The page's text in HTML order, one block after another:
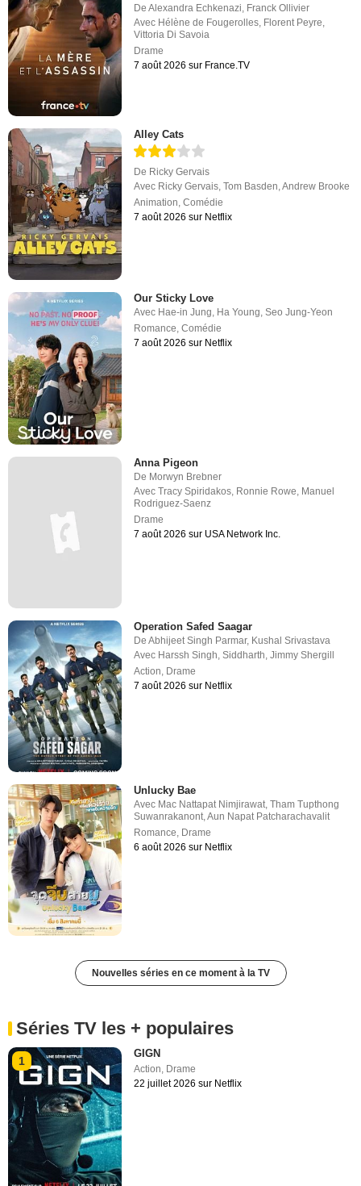
DeAlexandra Echkenazi Franck Ollivier
Avec Hélène de Fougerolles Florent Peyre
Vittoria Di Savoia
Drame
7 août 2026 sur France.TV
Alley Cats
De Ricky Gervais
Avec Ricky Gervais,Tom Basden,Andrew Brooke
Animation,Comédie
7 août 2026 sur Netflix
Our Sticky Love
Avec Hae-in Jung, Ha Young,Seo Jung-Yeon
Romance,Comédie
7 août 2026 sur Netflix
Anna Pigeon
De Morwyn Brebner
AvecTracy Spiridakos Ronnie Rowe Manuel
Rodriguez-Saenz
Drame
7 août 2026 sur USA Network Inc.
Operation Safed Saagar
DeAbhijeet Singh Parmar, Kushal Srivastava
Avec Harssh Singh,Siddharth,Jimmy Shergill
Action, Drame
7 août 2026 sur Netflix
Unlucky Bae
Avec Mac Nattapat Nimjirawat,Tham Tupthong
Suwanrakanont,Aun Napat Patcharachavalit
Romance, Drame
6 août 2026 sur Netflix
Nouvelles séries en ce moment à la TV
Séries TV les + populaires
1
GIGN
Action, Drame
22 juillet 2026 sur Netflix